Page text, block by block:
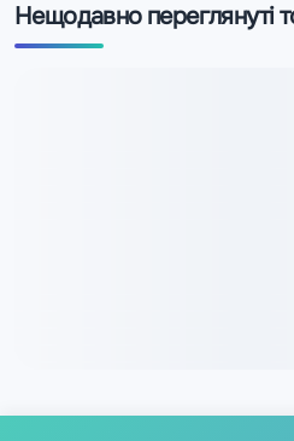
Нещодавно переглянуті